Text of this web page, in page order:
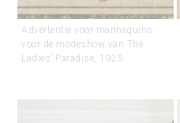
Advertentie voor mannequins
voor de modeshow van The
Ladies’ Paradise, 1925.